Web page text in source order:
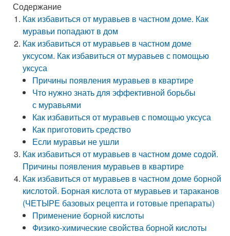
Содержание
Как избавиться от муравьев в частном доме. Как
муравьи попадают в дом
Как избавиться от муравьев в частном доме
уксусом. Как избавиться от муравьев с помощью
уксуса
Причины появления муравьев в квартире
Что нужно знать для эффективной борьбы
с муравьями
Как избавиться от муравьев с помощью уксуса
Как приготовить средство
Если муравьи не ушли
Как избавиться от муравьев в частном доме содой.
Причины появления муравьев в квартире
Как избавиться от муравьев в частном доме борной
кислотой. Борная кислота от муравьев и тараканов
(ЧЕТЫРЕ базовых рецепта и готовые препараты)
Применение борной кислоты
Физико-химические свойства борной кислоты